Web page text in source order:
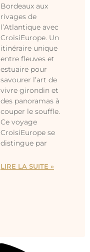
Bordeaux aux
rivages de
l’Atlantique avec
CroisiEurope. Un
itinéraire unique
entre fleuves et
estuaire pour
savourer l’art de
vivre girondin et
des panoramas à
couper le souffle.
Ce voyage
CroisiEurope se
distingue par
LIRE LA SUITE »